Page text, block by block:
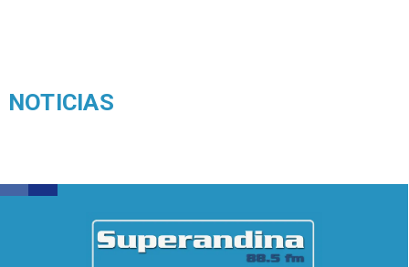
NOTICIAS